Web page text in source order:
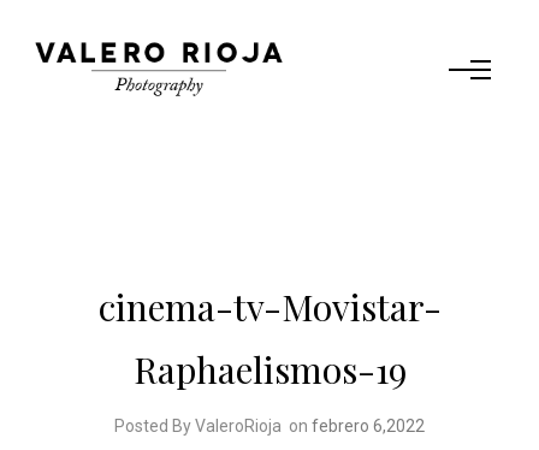
cinema-tv-Movistar-
Raphaelismos-19
Posted By ValeroRioja on febrero 6,2022